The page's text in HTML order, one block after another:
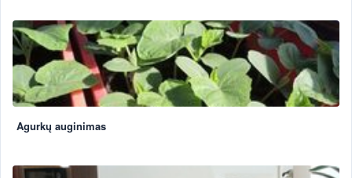
Agurkų auginimas